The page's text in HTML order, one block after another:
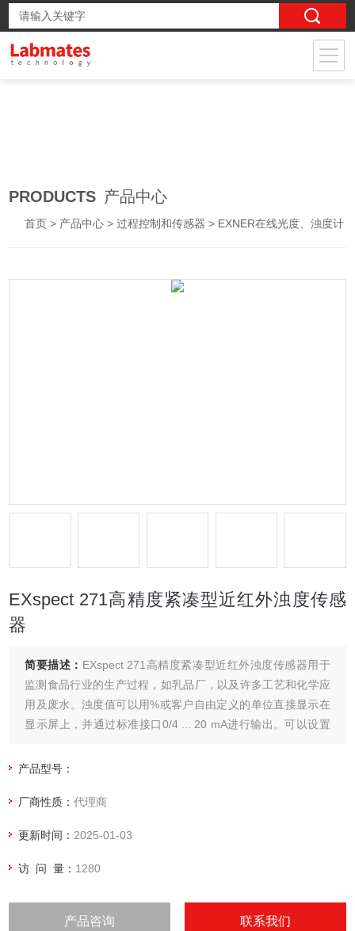
PRODUCTS 产品中心
首页 > 产品中心 >过程控制和传感器 > EXNER在线光度、浊度计
EXspect 271高精度紧凑型近红外浊度传感
器
简要描述： EXspect 271高精度紧凑型近红外浊度传感器用于
监测食品行业的生产过程，如乳品厂，以及许多工艺和化学应
用及废水。浊度值可以用%或客户自由定义的单位直接显示在
显示屏上，并通过标准接口0/4 ... 20 mA进行输出。可以设置
产品型号：
厂商性质：代理商
更新时间： 2025-01-03
访 问 量： 1280
产品咨询 联系我们